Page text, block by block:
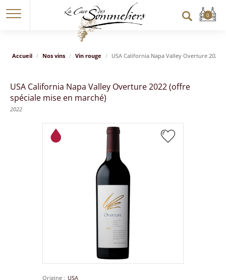
Accueil Nos vins Vin rouge USA California Napa Valley Overture 2022
USA California Napa Valley Overture 2022 (offre
spéciale mise en marché)
2022
Origine
USA